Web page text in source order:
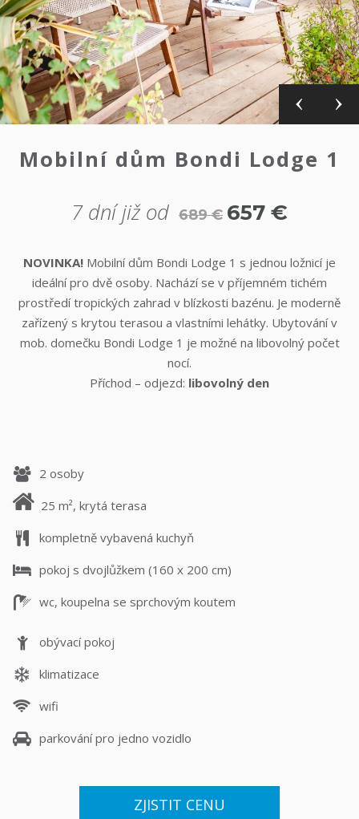
Mobilní dům Bondi Lodge 1
7 dní již od 689 € 657 €
NOVINKA! Mobilní dům Bondi Lodge 1 s jednou ložnicí je
ideální pro dvě osoby. Nachází se v příjemném tichém
prostředí tropických zahrad v blízkosti bazénu. Je moderně
zařízený s krytou terasou a vlastními lehátky. Ubytování v
mob. domečku Bondi Lodge 1 je možné na libovolný počet
nocí.
Příchod – odjezd: libovolný den
2 osoby
25 m², krytá terasa
kompletně vybavená kuchyň
pokoj s dvojlůžkem (160 x 200 cm)
wc, koupelna se sprchovým koutem
obývací pokoj
klimatizace
wifi
parkování pro jedno vozidlo
ZJISTIT CENU